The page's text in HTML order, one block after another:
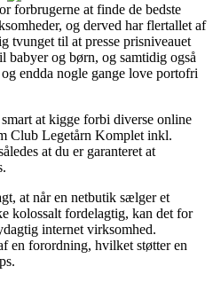
forbrugerne at finde de bedste
og derved har flertallet af
tvunget til at presse prisniveauet
babyer og børn, og samtidig også
endda nogle gange love portofri
at kigge forbi diverse online
Club Legetårn Komplet inkl.
at du er garanteret at
at når en netbutik sælger et
kolossalt fordelagtig, kan det for
internet virksomhed.
en forordning, hvilket støtter en